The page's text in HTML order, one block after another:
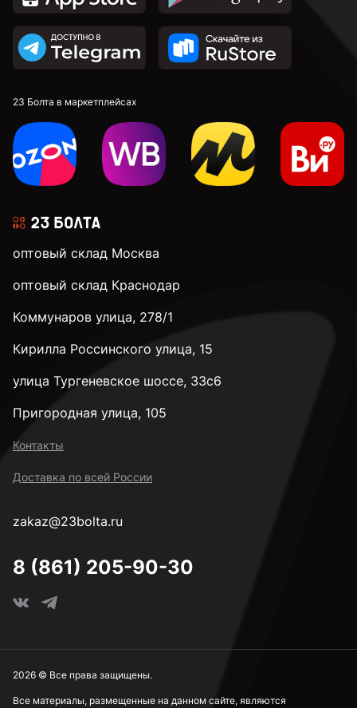
23 Болта в маркетплейсах
оптовый склад Москва
оптовый склад Краснодар
Коммунаров улица, 278/1
Кирилла Россинского улица, 15
улица Тургеневское шоссе, 33с6
Пригородная улица, 105
Контакты
Доставка по всей России
zakaz@23bolta.ru
8 (861) 205-90-30
Все материалы, размещенные на данном сайте, являются
2026 © Все права защищены.